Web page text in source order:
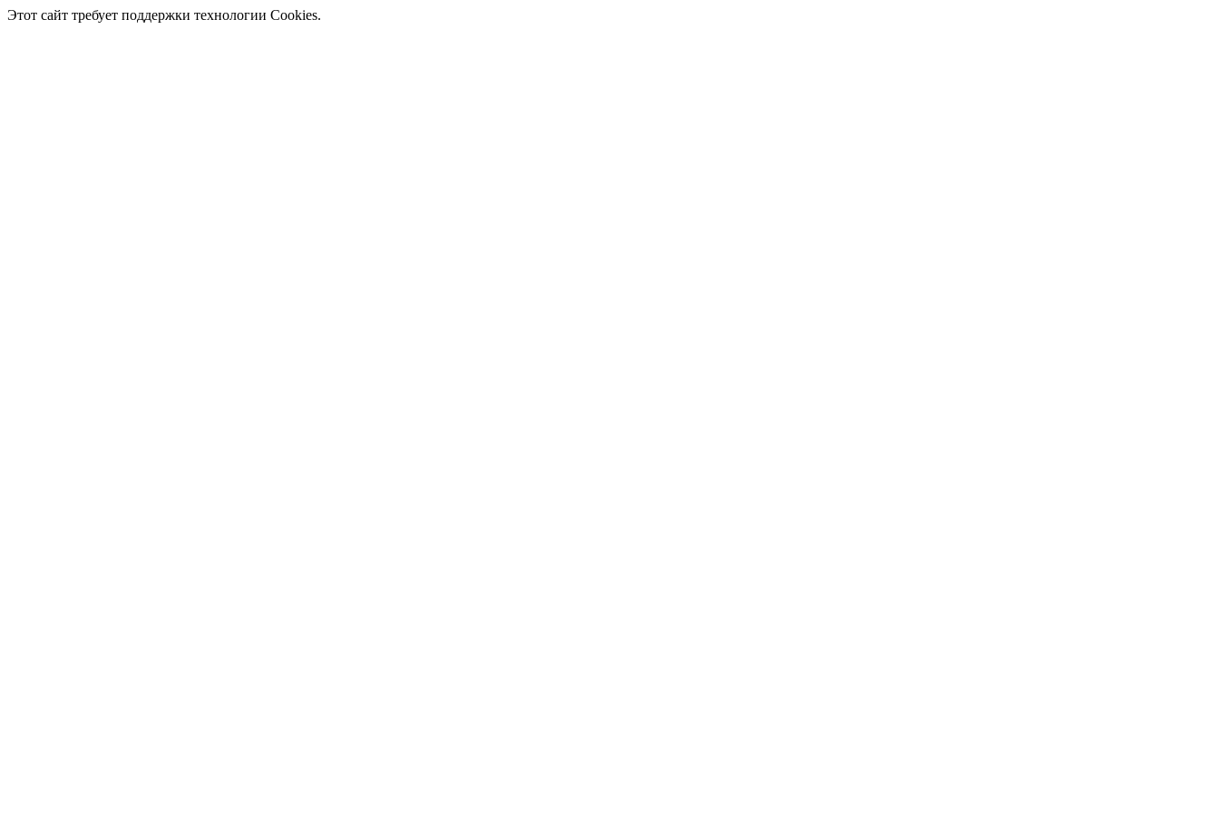
Этот сайт требует поддержки технологии Cookies.